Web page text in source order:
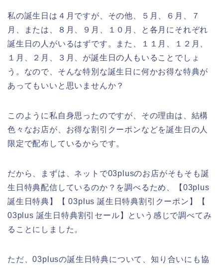
私の誕生日は４月ですが、その他、５月、６月、７
月、または、８月、９月、１０月、と各月にそれぞれ
誕生日の人がいるはずです。また、１１月、１２月、
１月、２月、３月、が誕生日の人もいることでしょ
う。なので、そんな特別な誕生日に何かお得な特典が
あってもいいと思いませんか？
このように私自身思ったのですが、その理由は、結構
色々なお店が、お得な割引クーポンなどを誕生日の人
限定で配布しているからです。
だから、まずは、ネットで03plusのお店がそもそも誕
生日特典配信しているのか？を調べるため、【03plus
誕生日特典】【 03plus 誕生日特典割引クーポン】【
03plus 誕生日特典割引セール】という感じで調べてみ
ることにしました。
ただ、03plusの誕生日特典について、知り合いにも協